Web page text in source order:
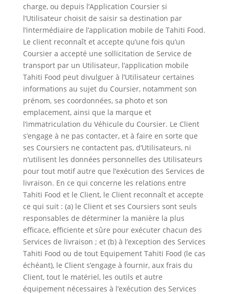
charge, ou depuis l’Application Coursier si
l’Utilisateur choisit de saisir sa destination par
l’intermédiaire de l’application mobile de Tahiti Food.
Le client reconnaît et accepte qu’une fois qu’un
Coursier a accepté une sollicitation de Service de
transport par un Utilisateur, l’application mobile
Tahiti Food peut divulguer à l’Utilisateur certaines
informations au sujet du Coursier, notamment son
prénom, ses coordonnées, sa photo et son
emplacement, ainsi que la marque et
l’immatriculation du Véhicule du Coursier. Le Client
s’engage à ne pas contacter, et à faire en sorte que
ses Coursiers ne contactent pas, d’Utilisateurs, ni
n’utilisent les données personnelles des Utilisateurs
pour tout motif autre que l’exécution des Services de
livraison. En ce qui concerne les relations entre
Tahiti Food et le Client, le Client reconnaît et accepte
ce qui suit : (a) le Client et ses Coursiers sont seuls
responsables de déterminer la manière la plus
efficace, efficiente et sûre pour exécuter chacun des
Services de livraison ; et (b) à l’exception des Services
Tahiti Food ou de tout Equipement Tahiti Food (le cas
échéant), le Client s’engage à fournir, aux frais du
Client, tout le matériel, les outils et autre
équipement nécessaires à l’exécution des Services